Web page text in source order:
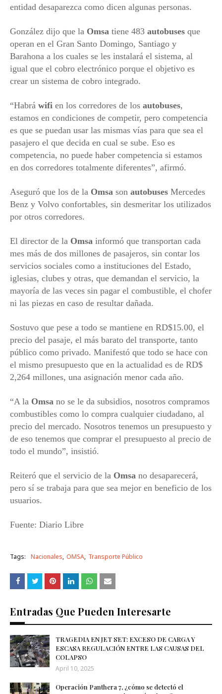
entidad desaparezca como dicen algunas personas.
González dijo que la Omsa tiene 483 autobuses que
operan en el Gran Santo Domingo, Santiago y
Barahona a los cuales se les instalará el sistema, al
igual que el cobro electrónico porque el objetivo es
crear un sistema de cobro integrado.
“Habrá wifi en los corredores de los autobuses,
estamos en condiciones de competir, pero competencia
es que se puedan usar las mismas vías para que sea el
pasajero el que decida en cual se sube. Eso es
competencia, no puede haber competencia si estamos
en dos corredores totalmente diferentes”, afirmó.
Aseguró que los de la Omsa son autobuses Mercedes
Benz y Volvo confortables, sin desmeritar los utilizados
por otros corredores.
El director de la Omsa informó que transportan cada
mes más de dos millones de pasajeros, sin contar los
servicios sociales como a instituciones del Estado,
iglesias, clubes y otras, que demandan el servicio, la
mayoría de las veces sin pagar el combustible, el chofer
ni las piezas en caso de resultar dañada.
Sostuvo que pese a todo se mantiene en RD$15.00, el
precio del pasaje, el más barato del transporte, tanto
público como privado. Manifestó que todo se hace con
el mismo presupuesto que en la actualidad es de RD$
2,264 millones, una asignación menor cada año.
“A la Omsa no se le da subsidios, nosotros compramos
combustibles como lo compra cualquier ciudadano, al
precio del mercado. Nosotros tenemos un presupuesto y
de eso tenemos que comprar el presupuesto al precio de
todo el mundo”, insistió.
Reiteró que el servicio de la Omsa no desaparecerá,
pero sí se trabaja para que sea mejor en beneficio de los
usuarios.
Fuente: Diario Libre
Tags: Nacionales OMSA Transporte Público
Entradas Que Pueden Interesarte
TRAGEDIA EN JET SET: EXCESO DE CARGA Y
ESCASA REGULACIÓN ENTRE LAS CAUSAS DEL
COLAPSO
April 10, 2025
Operación Panthera 7, ¿cómo se detectó el